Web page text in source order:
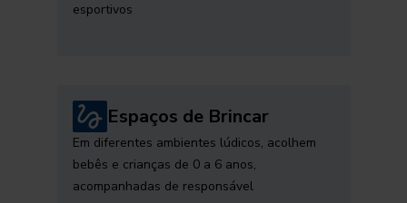
esportivos
Espaços de Brincar
Em diferentes ambientes lúdicos, acolhem
bebês e crianças de 0 a 6 anos,
acompanhadas de responsável